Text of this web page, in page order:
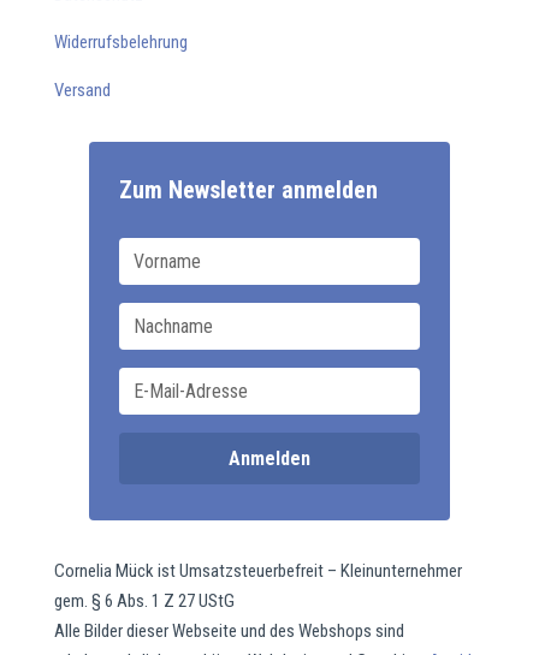
Widerrufsbelehrung
Versand
Zum Newsletter anmelden
Cornelia Mück ist Umsatzsteuerbefreit – Kleinunternehmer
gem. § 6 Abs. 1 Z 27 UStG
Alle Bilder dieser Webseite und des Webshops sind